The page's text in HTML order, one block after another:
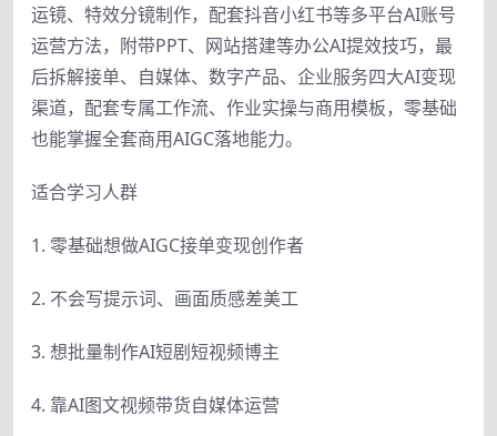
运镜、特效分镜制作，配套抖音小红书等多平台AI账号
运营方法，附带PPT、网站搭建等办公AI提效技巧，最
后拆解接单、自媒体、数字产品、企业服务四大AI变现
渠道，配套专属工作流、作业实操与商用模板，零基础
也能掌握全套商用AIGC落地能力。
适合学习人群
1. 零基础想做AIGC接单变现创作者
2. 不会写提示词、画面质感差美工
3. 想批量制作AI短剧短视频博主
4. 靠AI图文视频带货自媒体运营